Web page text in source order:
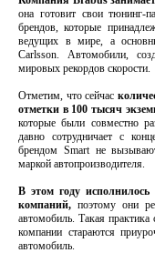
она готовит свои тюнинг-
брендов, которые
ведущих в мире, а
Carlsson. Автомобили,
мировых рекордов скорости.
Отметим, что сейчас
отметки в 100 тысяч
которые были совместно
давно сотрудничает с
брендом Smart не
маркой автопроизводителя.
В этом году исполнилось
компаний, поэтому они
автомобиль. Такая
компании стараются
автомобиль.